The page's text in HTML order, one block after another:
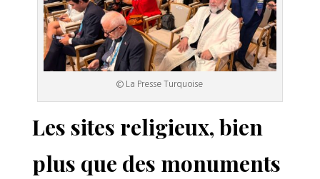
© La Presse Turquoise
Les sites religieux, bien
plus que des monuments